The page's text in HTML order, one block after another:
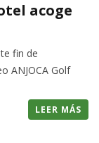
acoge
fin de
ANJOCA Golf
LEER MÁS